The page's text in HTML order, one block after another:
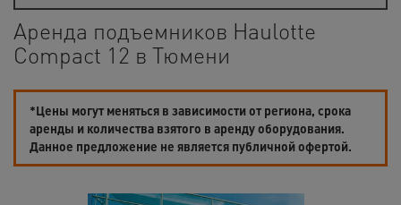
Аренда подъемников Haulotte
Compact 12 в Тюмени
*Цены могут меняться в зависимости от региона, срока
аренды и количества взятого в аренду оборудования.
Данное предложение не является публичной офертой.